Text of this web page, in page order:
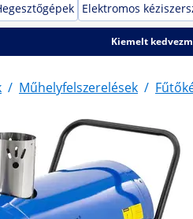
Elektromos
Kiemelt
/ Műhelyfelszerelések /